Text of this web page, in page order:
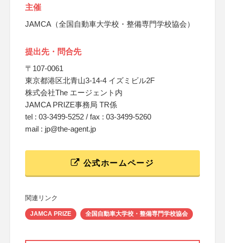
主催
JAMCA（全国自動車大学校・整備専門学校協会）
提出先・問合先
〒107-0061
東京都港区北青山3-14-4 イズミビル2F
株式会社The エージェント内
JAMCA PRIZE事務局 TR係
tel : 03-3499-5252 / fax : 03-3499-5260
mail : jp@the-agent.jp
公式ホームページ
関連リンク
JAMCA PRIZE 全国自動車大学校・整備専門学校協会